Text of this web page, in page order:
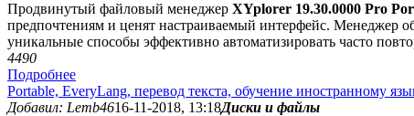
Продвинутый файловый менеджер XYplorer 19.30.0000 Pro
предпочтениям и ценят настраиваемый интерфейс. Менеджер
уникальные способы эффективно автоматизировать часто
4490
Подробнее
Portable, EveryLang, перевод текста, обучение иностранному
Добавил: Lemb4616-11-2018, 13:18Диски и файлы